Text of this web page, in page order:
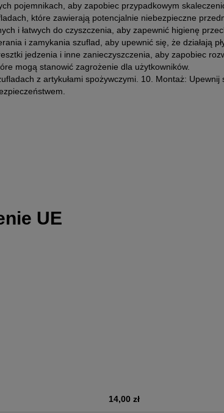
pojemnikach, aby zapobiec przypadkowym
które zawierają potencjalnie niebezpieczne
i łatwych do czyszczenia, aby zapewnić higienę
i zamykania szuflad, aby upewnić się, że działają
jedzenia i inne zanieczyszczenia, aby zapobiec
mogą stanowić zagrożenie dla użytkowników.
z artykułami spożywczymi. 10. Montaż:
UE
14,00 zł